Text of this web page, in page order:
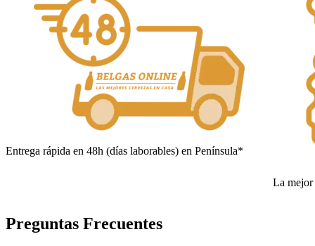
Entrega rápida en 48h (días laborables) en Península*
La mejor
Preguntas Frecuentes